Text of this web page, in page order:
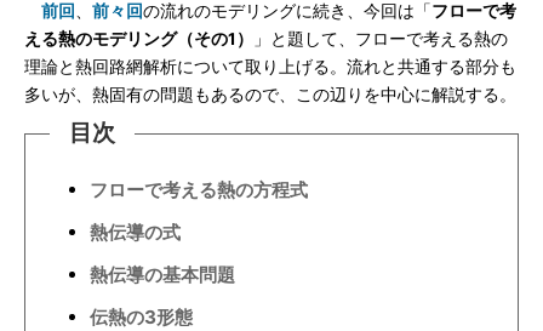
前回 前々回の流れのモデリングに続き、今回は「フローで考
える熱のモデリング（その1）
」と題して、フローで考える熱の
理論と熱回路網解析について取り上げる。流れと共通する部分も
多いが、熱固有の問題もあるので、この辺りを中心に解説する。
目次
フローで考える熱の方程式
熱伝導の式
熱伝導の基本問題
伝熱の3形態